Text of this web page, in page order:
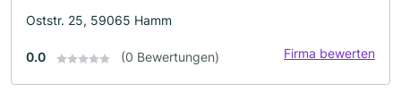
Oststr. 25, 59065 Hamm
0.0 (0 Bewertungen) Firma bewerten